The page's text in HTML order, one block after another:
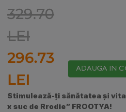
329.70
LEI
296.73
LEI
ADAUGA IN
Stimulează-ți sănătatea și
x suc de Rrodie” FROOTYA!